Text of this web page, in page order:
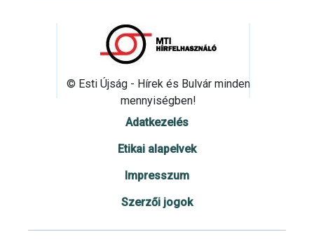
© Esti Újság - Hírek és Bulvár minden
mennyiségben!
Adatkezelés
Etikai alapelvek
Impresszum
Szerzői jogok